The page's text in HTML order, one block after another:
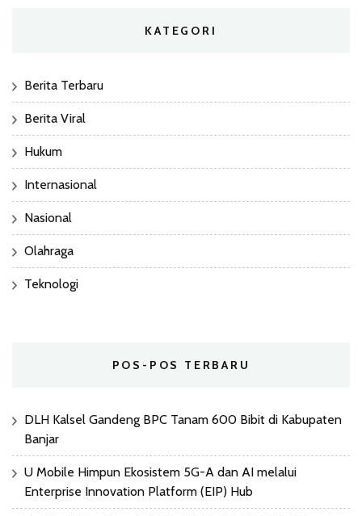
KATEGORI
Berita Terbaru
Berita Viral
Hukum
Internasional
Nasional
Olahraga
Teknologi
POS-POS TERBARU
DLH Kalsel Gandeng BPC Tanam 600 Bibit di Kabupaten
Banjar
U Mobile Himpun Ekosistem 5G-A dan AI melalui
Enterprise Innovation Platform (EIP) Hub